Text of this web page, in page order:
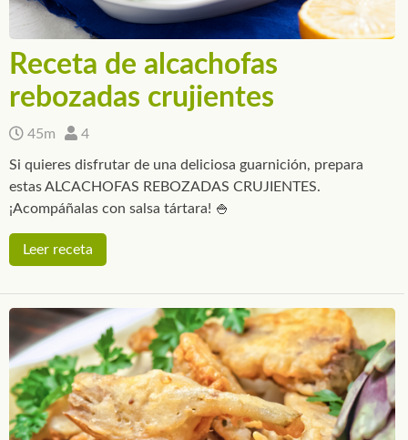
Receta de alcachofas
rebozadas crujientes
45m 4
Si quieres disfrutar de una deliciosa guarnición, prepara
estas ALCACHOFAS REBOZADAS CRUJIENTES.
¡Acompáñalas con salsa tártara! 🍚
Leer receta